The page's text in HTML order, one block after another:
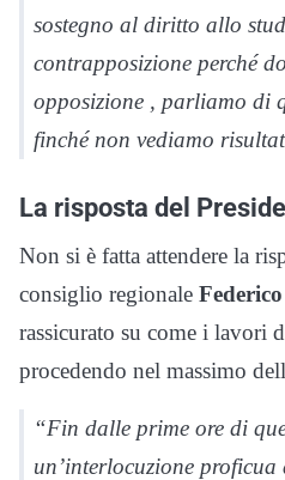
sostegno al diritto allo
contrapposizione perché
opposizione , parliamo di
finché non vediamo
La risposta del
Non si è fatta attendere la
consiglio regionale
rassicurato su come i lavori
procedendo nel massimo
“Fin dalle prime ore di
un’interlocuzione proficua